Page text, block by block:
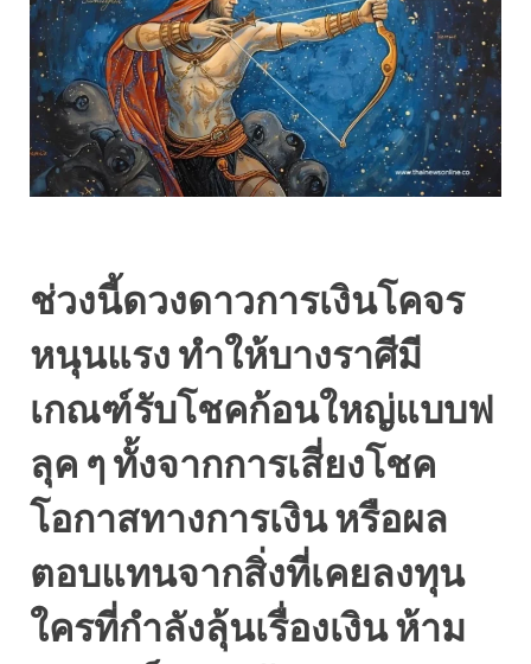
ช่วงนี้ดวงดาวการเงินโคจร
หนุนแรง ทำให้บางราศีมี
เกณฑ์รับโชคก้อนใหญ่แบบฟ
ลุค ๆ ทั้งจากการเสี่ยงโชค
โอกาสทางการเงิน หรือผล
ตอบแทนจากสิ่งที่เคยลงทุน
ใครที่กำลังลุ้นเรื่องเงิน ห้าม